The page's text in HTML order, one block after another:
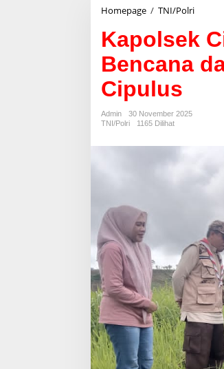
Homepage / TNI/PolriKapolsek
Ikuti
Apel
Kapolsek
Bencana
Cipulus
Admin
30 November 2025
TNI/Polri
1165 Dilihat